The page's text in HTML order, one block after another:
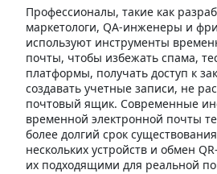
Профессионалы, такие как
маркетологи, QA-инженеры и
используют инструменты
почты, чтобы избежать спама,
платформы, получать доступ к
создавать учетные записи, не
почтовый ящик. Современные
временной электронной почты
более долгий срок
нескольких устройств и обмен
их подходящими для реальной